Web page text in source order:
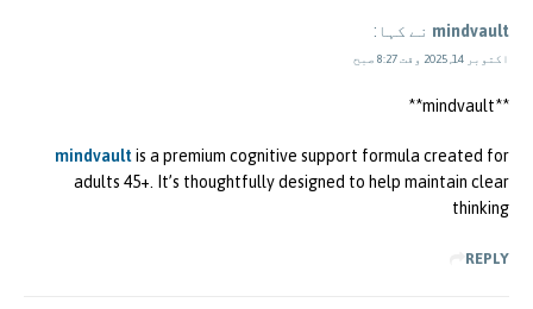
mindvault نے کہا:
اکتوبر 14, 2025 وقت 8:27 صبح
** mindvault**
mindvaultis a premium cognitive support formula created for
adults 45+. It’s thoughtfully designed to help maintain clear
thinking
REPLY